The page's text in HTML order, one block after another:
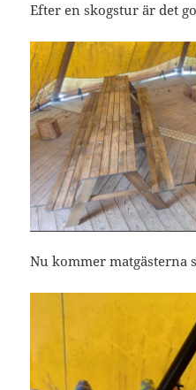
Efter en skogstur är det
Nu kommer matgästerna